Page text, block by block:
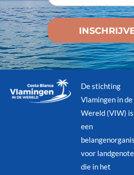
De stichting
Vlamingen in de
Wereld (VIW) is
een
voor
die in het